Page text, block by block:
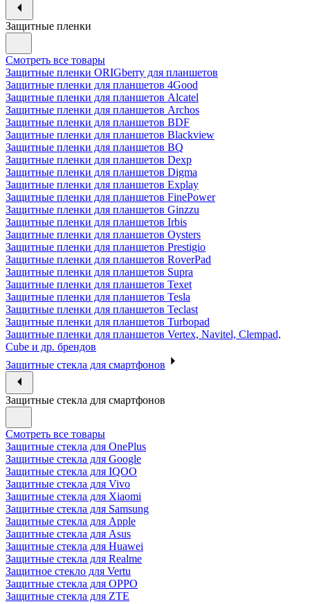
Защитные пленки
Смотреть все товары
Защитные пленки ORIGberry для планшетов
Защитные пленки для планшетов 4Good
Защитные пленки для планшетов Alcatel
Защитные пленки для планшетов Archos
Защитные пленки для планшетов BDF
Защитные пленки для планшетов Blackview
Защитные пленки для планшетов BQ
Защитные пленки для планшетов Dexp
Защитные пленки для планшетов Digma
Защитные пленки для планшетов Explay
Защитные пленки для планшетов FinePower
Защитные пленки для планшетов Ginzzu
Защитные пленки для планшетов Irbis
Защитные пленки для планшетов Oysters
Защитные пленки для планшетов Prestigio
Защитные пленки для планшетов RoverPad
Защитные пленки для планшетов Supra
Защитные пленки для планшетов Texet
Защитные пленки для планшетов Tesla
Защитные пленки для планшетов Teclast
Защитные пленки для планшетов Turbopad
Защитные пленки для планшетов Vertex, Navitel, Clempad,
Cube и др. брендов
Защитные стекла для смартфонов
Защитные стекла для смартфонов
Смотреть все товары
Защитные стекла для OnePlus
Защитные стекла для Google
Защитные стекла для IQOO
Защитные стекла для Vivo
Защитные стекла для Xiaomi
Защитные стекла для Samsung
Защитные стекла для Apple
Защитные стекла для Asus
Защитные стекла для Huawei
Защитные стекла для Realme
Защитное стекло для Vertu
Защитные стекла для OPPO
Защитные стекла для ZTE